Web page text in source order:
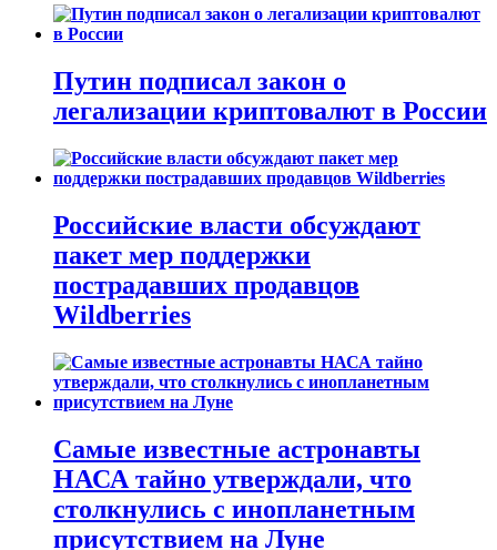
Путин подписал закон о
легализации криптовалют в России
Российские власти обсуждают
пакет мер поддержки
пострадавших продавцов
Wildberries
Самые известные астронавты
НАСА тайно утверждали, что
столкнулись с инопланетным
присутствием на Луне